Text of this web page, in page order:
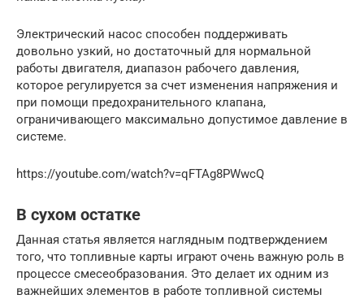
Электрический насос способен поддерживать
довольно узкий, но достаточный для нормальной
работы двигателя, диапазон рабочего давления,
которое регулируется за счет изменения напряжения и
при помощи предохранительного клапана,
ограничивающего максимально допустимое давление в
системе.
https://youtube.com/watch?v=qFTAg8PWwcQ
В сухом остатке
Данная статья является наглядным подтверждением
того, что топливные карты играют очень важную роль в
процессе смесеобразования. Это делает их одним из
важнейших элементов в работе топливной системы